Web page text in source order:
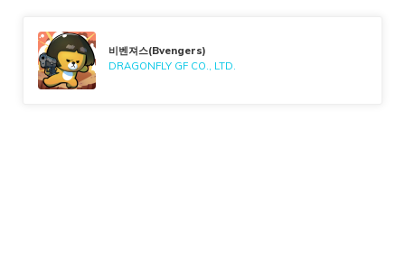
비벤져스(Bvengers)
DRAGONFLY GF CO., LTD.